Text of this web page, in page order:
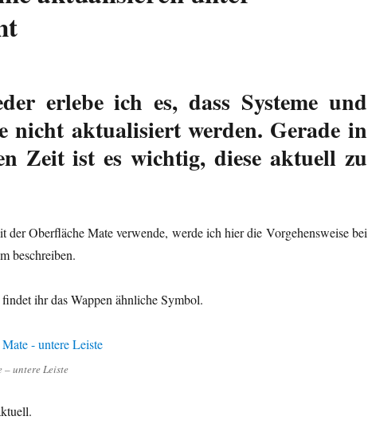
erlebe ich es, dass Systeme und
nicht aktualisiert werden. Gerade in
Zeit ist es wichtig, diese aktuell zu
Oberfläche Mate verwende, werde ich hier die Vorgehensweise bei
beschreiben.
ihr das Wappen ähnliche Symbol.
untere Leiste